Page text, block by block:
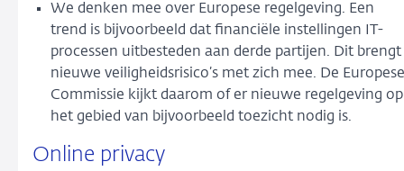
We denken mee over Europese regelgeving. Een
trend is bijvoorbeeld dat financiële instellingen IT-
processen uitbesteden aan derde partijen. Dit brengt
nieuwe veiligheidsrisico’s met zich mee. De Europese
Commissie kijkt daarom of er nieuwe regelgeving op
het gebied van bijvoorbeeld toezicht nodig is.
Online privacy